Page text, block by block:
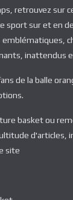
retrouvez sur
sport sur et en
inattendus
de la balle
basket ou
d'articles,
site